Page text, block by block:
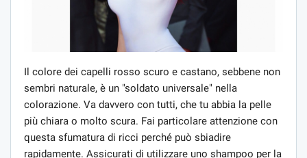
Il colore dei capelli rosso scuro e castano, sebbene non
sembri naturale, è un "soldato universale" nella
colorazione. Va davvero con tutti, che tu abbia la pelle
più chiara o molto scura. Fai particolare attenzione con
questa sfumatura di ricci perché può sbiadire
rapidamente. Assicurati di utilizzare uno shampoo per la